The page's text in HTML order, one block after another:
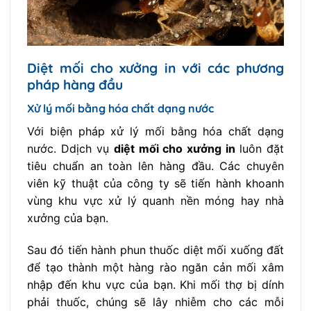
Diệt mối cho xưởng in với các phương
pháp hàng đầu
Xử lý mối bằng hóa chất dạng nước
Với biện pháp xử lý mối bằng hóa chất dạng
nước. Ddịch vụ diệt mối cho xưởng in luôn đặt
tiêu chuẩn an toàn lên hàng đầu. Các chuyên
viên kỹ thuật của công ty sẽ tiến hành khoanh
vùng khu vực xử lý quanh nền móng hay nhà
xưởng của bạn.
Sau đó tiến hành phun thuốc diệt mối xuống đất
để tạo thành một hàng rào ngăn cản mối xâm
nhập đến khu vực của bạn. Khi mối thợ bị dính
phải thuốc, chúng sẽ lây nhiễm cho các mỗi